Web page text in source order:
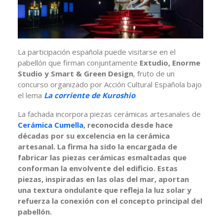
La participación española puede visitarse en el
pabellón que firman conjuntamente Extudio, Enorme
Studio y Smart & Green Design, fruto de un
concurso organizado por Acción Cultural Española bajo
el lema La corriente de Kuroshio.
La fachada incorpora piezas cerámicas artesanales de
Cerámica Cumella, reconocida desde hace
décadas por su excelencia en la cerámica
artesanal. La firma ha sido la encargada de
fabricar las piezas cerámicas esmaltadas que
conforman la envolvente del edificio. Estas
piezas, inspiradas en las olas del mar, aportan
una textura ondulante que refleja la luz solar y
refuerza la conexión con el concepto principal del
pabellón.